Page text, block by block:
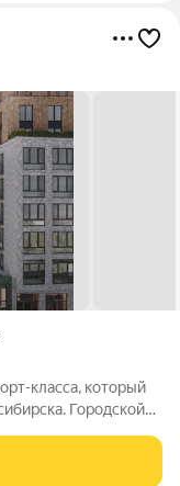
класса, который
Городской